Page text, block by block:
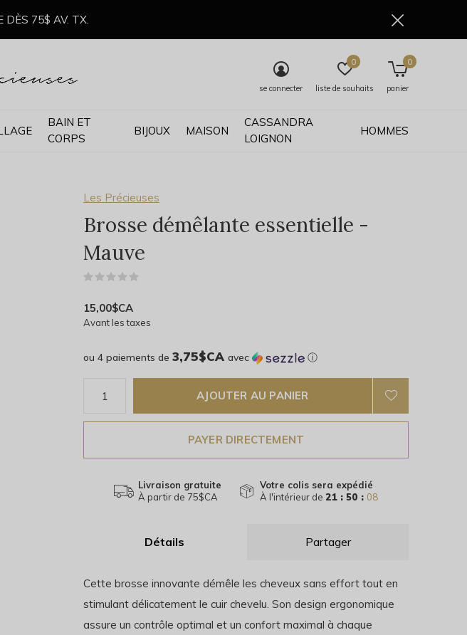
BAIN ET
CORPS
BIJOUX MAISON
CASSANDRA
LOIGNON
HOMMES
se connecter liste de souhaits
0
panier
0
DÈS 75$ AV. TX.
Les Précieuses
Brosse démêlante essentielle -
Mauve
15,00$CA
Avant les taxes
ou 4 paiements de 3,75$CA avec ⓘ
AJOUTER AU PANIER
PAYER DIRECTEMENT
Livraison gratuite
À partir de 75$CA
Votre colis sera expédié
À l'intérieur de 21 : 50 : 07
Détails Partager
Cette brosse innovante démêle les cheveux sans effort tout en
stimulant délicatement le cuir chevelu. Son design ergonomique
assure un contrôle optimal et un confort maximal à chaque